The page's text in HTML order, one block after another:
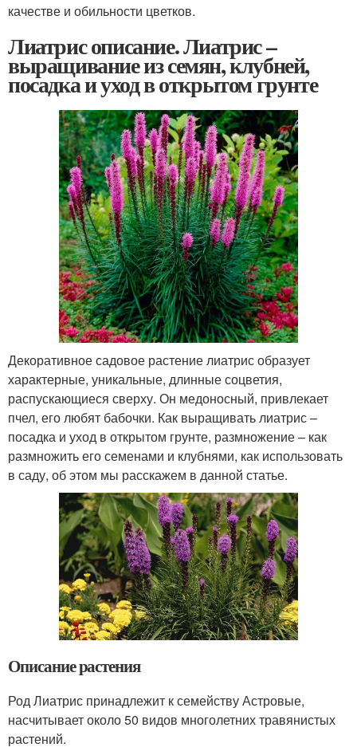
качестве и обильности цветков.
Лиатрис описание. Лиатрис –
выращивание из семян, клубней,
посадка и уход в открытом грунте
Декоративное садовое растение лиатрис образует
характерные, уникальные, длинные соцветия,
распускающиеся сверху. Он медоносный, привлекает
пчел, его любят бабочки. Как выращивать лиатрис –
посадка и уход в открытом грунте, размножение – как
размножить его семенами и клубнями, как использовать
в саду, об этом мы расскажем в данной статье.
Описание растения
Род Лиатрис принадлежит к семейству Астровые,
насчитывает около 50 видов многолетних травянистых
растений.